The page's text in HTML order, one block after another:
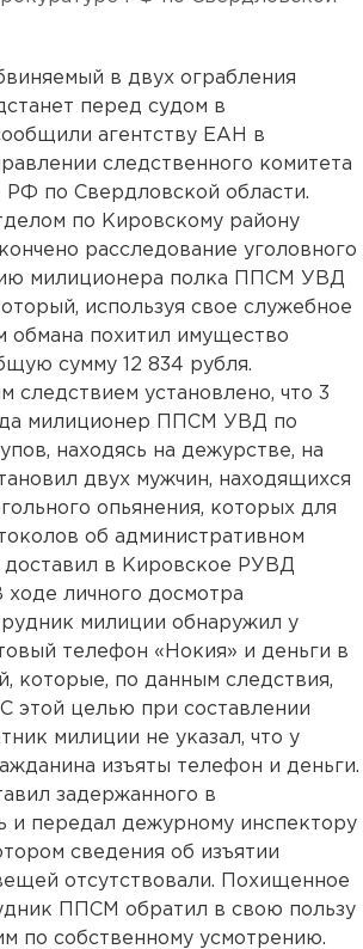
в двух ограбления
перед судом в
агентству ЕАН в
следственного комитета
РФ по Свердловской области.
по Кировскому району
расследование уголовного
милиционера полка ППСМ УВД
используя свое служебное
обмана похитил имущество
сумму 12 834 рубля.
следствием установлено, что 3
милиционер ППСМ УВД по
находясь на дежурстве, на
двух мужчин, находящихся
опьянения, которых для
об административном
в Кировское РУВД
ходе личного досмотра
милиции обнаружил у
телефон «Нокия» и деньги в
которые, по данным следствия,
этой целью при составлении
милиции не указал, что у
изъяты телефон и деньги.
задержанного в
и передал дежурному инспектору
сведения об изъятии
отсутствовали. Похищенное
ППСМ обратил в свою пользу
по собственному усмотрению.